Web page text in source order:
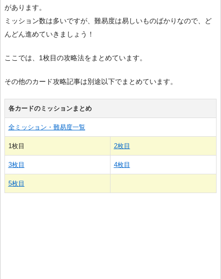
があります。
ミッション数は多いですが、難易度は易しいものばかりなので、ど
んどん進めていきましょう！
ここでは、1枚目の攻略法をまとめています。
その他のカード攻略記事は別途以下でまとめています。
各カードのミッションまとめ
全ミッション・難易度一覧
1枚目 2枚目
3枚目 4枚目
5枚目